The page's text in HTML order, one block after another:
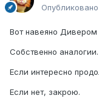
Опубликовано
Вот навеяно
Собственно аналогии.
Если интересно
Если нет, закрою.